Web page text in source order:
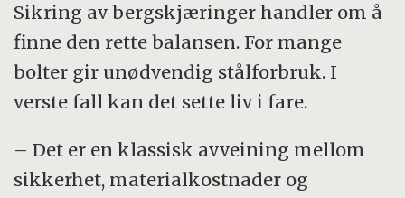
Sikring av bergskjæringer handler om å
finne den rette balansen. For mange
bolter gir unødvendig stålforbruk. I
verste fall kan det sette liv i fare.
– Det er en klassisk avveining mellom
sikkerhet, materialkostnader og